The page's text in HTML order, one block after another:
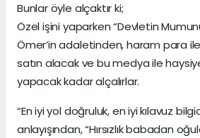
Bunlar öyle alçaktır ki;
Özel işini yaparken “Devletin
Ömer’in adaletinden, haram para
satın alacak ve bu medya ile
yapacak kadar alçalırlar.
“En iyi yol doğruluk, en iyi kılavuz
anlayışından, “Hırsızlık babadan